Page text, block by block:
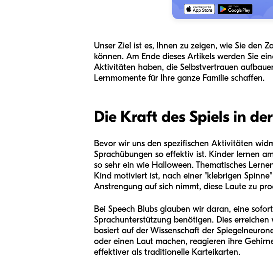
Unser Ziel ist es, Ihnen zu zeigen, wie Sie den
können. Am Ende dieses Artikels werden Sie
Aktivitäten haben, die Selbstvertrauen
Lernmomente für Ihre ganze Familie schaffen.
Die Kraft des Spiels in
Bevor wir uns den spezifischen Aktivitäten
Sprachübungen so effektiv ist. Kinder lernen
so sehr ein wie Halloween. Thematisches
Kind motiviert ist, nach einer "klebrigen
Anstrengung auf sich nimmt, diese Laute zu
Bei Speech Blubs glauben wir daran, eine
Sprachunterstützung benötigen. Dies
basiert auf der Wissenschaft der
oder einen Laut machen, reagieren ihre
effektiver als traditionelle Karteikarten.